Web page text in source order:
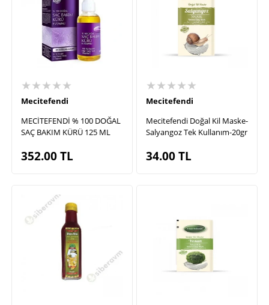
★★★★★
Mecitefendi
MECİTEFENDİ % 100 DOĞAL
SAÇ BAKIM KÜRÜ 125 ML
352.00TL
★★★★★
Mecitefendi
Mecitefendi Doğal Kil Maske-
Salyangoz Tek Kullanım-20gr
34.00TL